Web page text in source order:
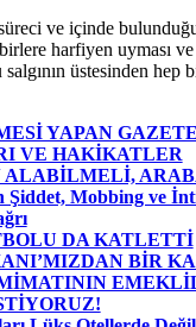
ve içinde
harfiyen uyması
üstesinden hep
YAPAN
VE HAKİKATLER
ALABİLMELİ,
Şiddet, Mobbing ve
DA KATLETTİ
BİR